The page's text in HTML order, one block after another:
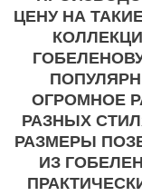
ЦЕНУ НА
ОГРОМНОЕ
РАЗНЫХ
РАЗМЕРЫ
ИЗ